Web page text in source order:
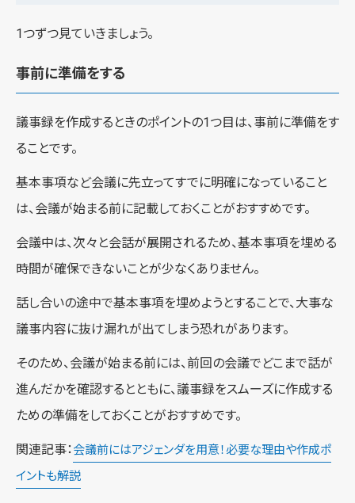
1つずつ見ていきましょう。
事前に準備をする
議事録を作成するときのポイントの1つ目は、事前に準備をす
ることです。
基本事項など会議に先立ってすでに明確になっていること
は、会議が始まる前に記載しておくことがおすすめです。
会議中は、次々と会話が展開されるため、基本事項を埋める
時間が確保できないことが少なくありません。
話し合いの途中で基本事項を埋めようとすることで、大事な
議事内容に抜け漏れが出てしまう恐れがあります。
そのため、会議が始まる前には、前回の会議でどこまで話が
進んだかを確認するとともに、議事録をスムーズに作成する
ための準備をしておくことがおすすめです。
関連記事： 会議前にはアジェンダを用意！必要な理由や作成ポ
イントも解説